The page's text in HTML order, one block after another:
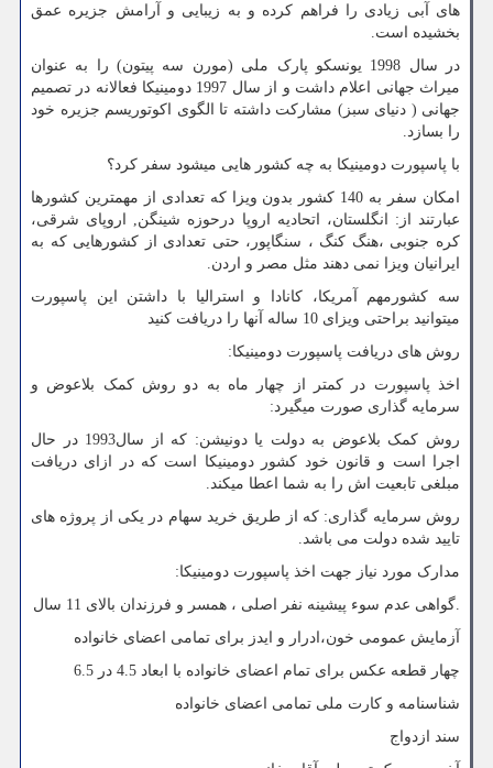
های آبی زیادی را فراهم کرده و به زیبایی و آرامش جزیره عمق
بخشیده است.
در سال 1998 یونسکو پارک ملی (مورن سه پیتون) را به عنوان
میراث جهانی اعلام داشت و از سال 1997 دومینیکا فعالانه در تصمیم
جهانی ( دنیای سبز) مشارکت داشته تا الگوی اکوتوریسم جزیره خود
را بسازد.
با پاسپورت دومینیکا به چه کشور هایی میشود سفر کرد؟
امکان سفر به 140 کشور بدون ویزا که تعدادی از مهمترین کشورها
عبارتند از: انگلستان، اتحادیه اروپا درحوزه شینگن, اروپای شرقی،
کره جنوبی ،هنگ کنگ ، سنگاپور، حتی تعدادی از کشورهایی که به
ایرانیان ویزا نمی دهند مثل مصر و اردن.
سه کشورمهم آمریکا، کانادا و استرالیا با داشتن این پاسپورت
میتوانید براحتی ویزای 10 ساله آنها را دریافت کنید
روش های دریافت پاسپورت دومینیکا:
اخذ پاسپورت در کمتر از چهار ماه به دو روش کمک بلاعوض و
سرمایه گذاری صورت میگیرد:
روش کمک بلاعوض به دولت یا دونیشن: که از سال1993 در حال
اجرا است و قانون خود کشور دومینیکا است که در ازای دریافت
مبلغی تابعیت اش را به شما اعطا میکند.
روش سرمایه گذاری: که از طریق خرید سهام در یکی از پروژه های
تایید شده دولت می باشد.
مدارک مورد نیاز جهت اخذ پاسپورت دومینیکا:
.گواهی عدم سوء پیشینه نفر اصلی ، همسر و فرزندان بالای 11 سال
آزمایش عمومی خون،ادرار و ایدز برای تمامی اعضای خانواده
چهار قطعه عکس برای تمام اعضای خانواده با ابعاد 4.5 در 6.5
شناسنامه و کارت ملی تمامی اعضای خانواده
سند ازدواج